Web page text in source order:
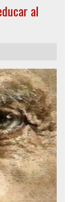
al